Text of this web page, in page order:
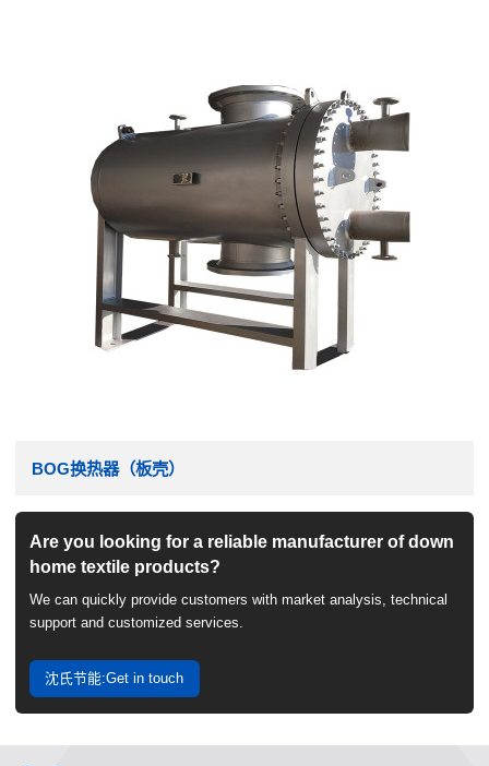
BOG换热器（板壳）
Are you looking for a reliable manufacturer of down
home textile products?
We can quickly provide customers with market analysis, technical
support and customized services.
沈氏节能:Get in touch